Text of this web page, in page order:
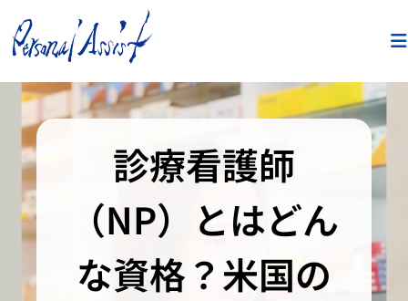
診療看護師
（NP）とはどん
な資格？米国の